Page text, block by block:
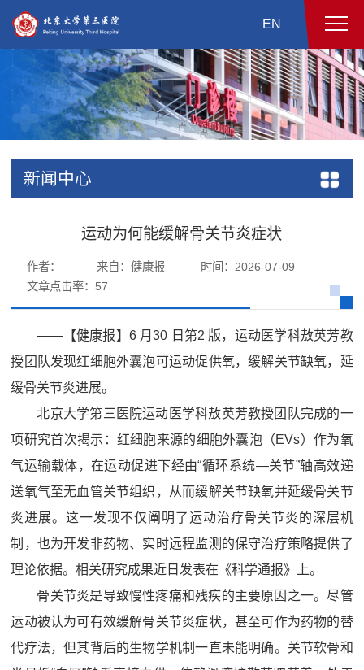
EN
新闻中心
运动为何能缓解骨关节炎症状
作者： 来自：健康报
时间：2026-07-09
文章点击率： 57
——【健康报】6 月30 日第2 版，运动医学科敖英芳教
授团队发现红细胞外囊泡可运动促供氧，缓解关节缺氧，延
缓骨关节炎进展。
北京大学第三医院运动医学科敖英芳教授团队完成的一
项研究首次揭示：红细胞来源的细胞外囊泡（EVs）作为氧
气运输载体，在运动促进下经由“循环系统—关节”轴高效递
送氧气至无血管关节组织，从而缓解关节缺氧并延缓骨关节
炎进展。这一发现不仅阐明了运动治疗骨关节炎的深层机
制，也为开发非药物、实时远程监测的保守治疗策略提供了
理论依据。相关研究成果近日发表在《科学通报》上。
骨关节炎是导致慢性疼痛和残疾的主要原因之一。尽管
运动被认为可有效缓解骨关节炎症状，甚至可作为药物的替
代疗法，但其背后的生物学机制一直未能明确。关节软骨和